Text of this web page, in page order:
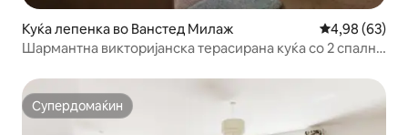
Куќа лепенка во Ванстед Милаж Просечна
4,98 (63)
Шармантна викторијанска терасирана куќа со 2 спални
Супердомаќин
Супердомаќин